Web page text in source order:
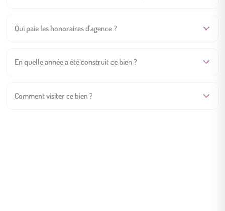
Qui paie les honoraires d'agence ?
En quelle année a été construit ce bien ?
Comment visiter ce bien ?